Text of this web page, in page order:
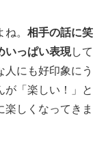
。 相手の話に笑
いっぱい表現して
人にも好印象にう
が「楽しい！」と
楽しくなってきま